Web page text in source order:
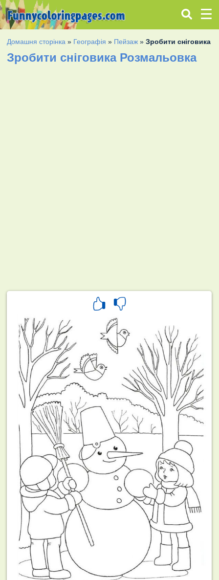
Домашня сторінка » Географія » Пейзаж »Зробити сніговика
Зробити сніговика Розмальовка